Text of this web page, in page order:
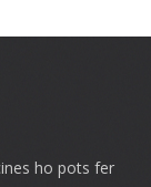
ho pots fer